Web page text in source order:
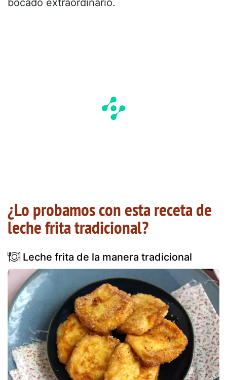
bocado extraordinario.
¿Lo probamos con esta receta de
leche frita tradicional?
Leche frita de la manera tradicional